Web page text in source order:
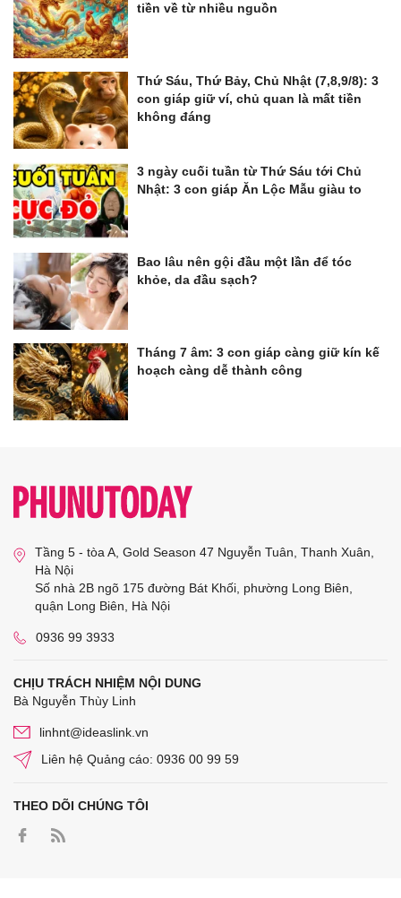
tiền về từ nhiều nguồn
Thứ Sáu, Thứ Bảy, Chủ Nhật (7,8,9/8): 3
con giáp giữ ví, chủ quan là mất tiền
không đáng
3 ngày cuối tuần từ Thứ Sáu tới Chủ
Nhật: 3 con giáp Ăn Lộc Mẫu giàu to
Bao lâu nên gội đầu một lần để tóc
khỏe, da đầu sạch?
Tháng 7 âm: 3 con giáp càng giữ kín kế
hoạch càng dễ thành công
Tầng 5 - tòa A, Gold Season 47 Nguyễn Tuân, Thanh Xuân,
Hà Nội
Số nhà 2B ngõ 175 đường Bát Khối, phường Long Biên,
quận Long Biên, Hà Nội
0936 99 3933
CHỊU TRÁCH NHIỆM NỘI DUNG
Bà Nguyễn Thùy Linh
linhnt@ideaslink.vn
Liên hệ Quảng cáo: 0936 00 99 59
THEO DÕI CHÚNG TÔI